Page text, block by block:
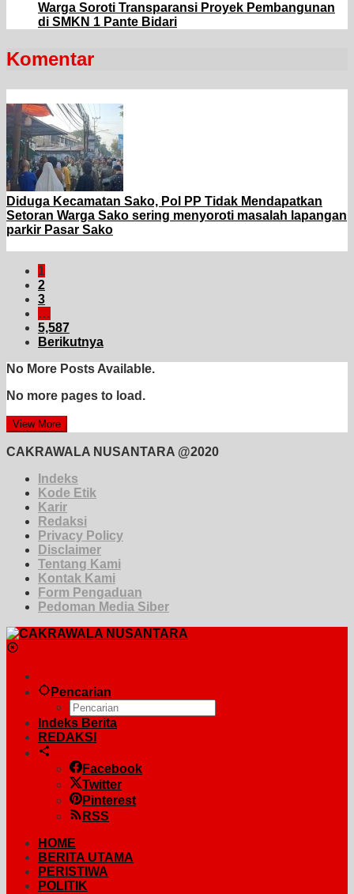
Warga Soroti Transparansi Proyek Pembangunan
di SMKN 1 Pante Bidari
Komentar
Diduga Kecamatan Sako, Pol PP Tidak Mendapatkan
Setoran Warga Sako sering menyoroti masalah lapangan
parkir Pasar Sako
1
2
3
…
5,587
Berikutnya
No More Posts Available.
No more pages to load.
View More
CAKRAWALA NUSANTARA @2020
Indeks
Kode Etik
Karir
Redaksi
Privacy Policy
Disclaimer
Tentang Kami
Kontak Kami
Form Pengaduan
Pedoman Media Siber
Pencarian
Indeks Berita
REDAKSI
Facebook
Twitter
Pinterest
RSS
HOME
BERITA UTAMA
PERISTIWA
POLITIK